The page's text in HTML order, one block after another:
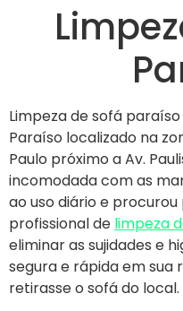
Limpeza de sofá
Paraíso localizado na
Paulo próximo a Av.
incomodada com as
ao uso diário e
profissional de limpeza
eliminar as sujidades e
segura e rápida em sua
retirasse o sofá do local.